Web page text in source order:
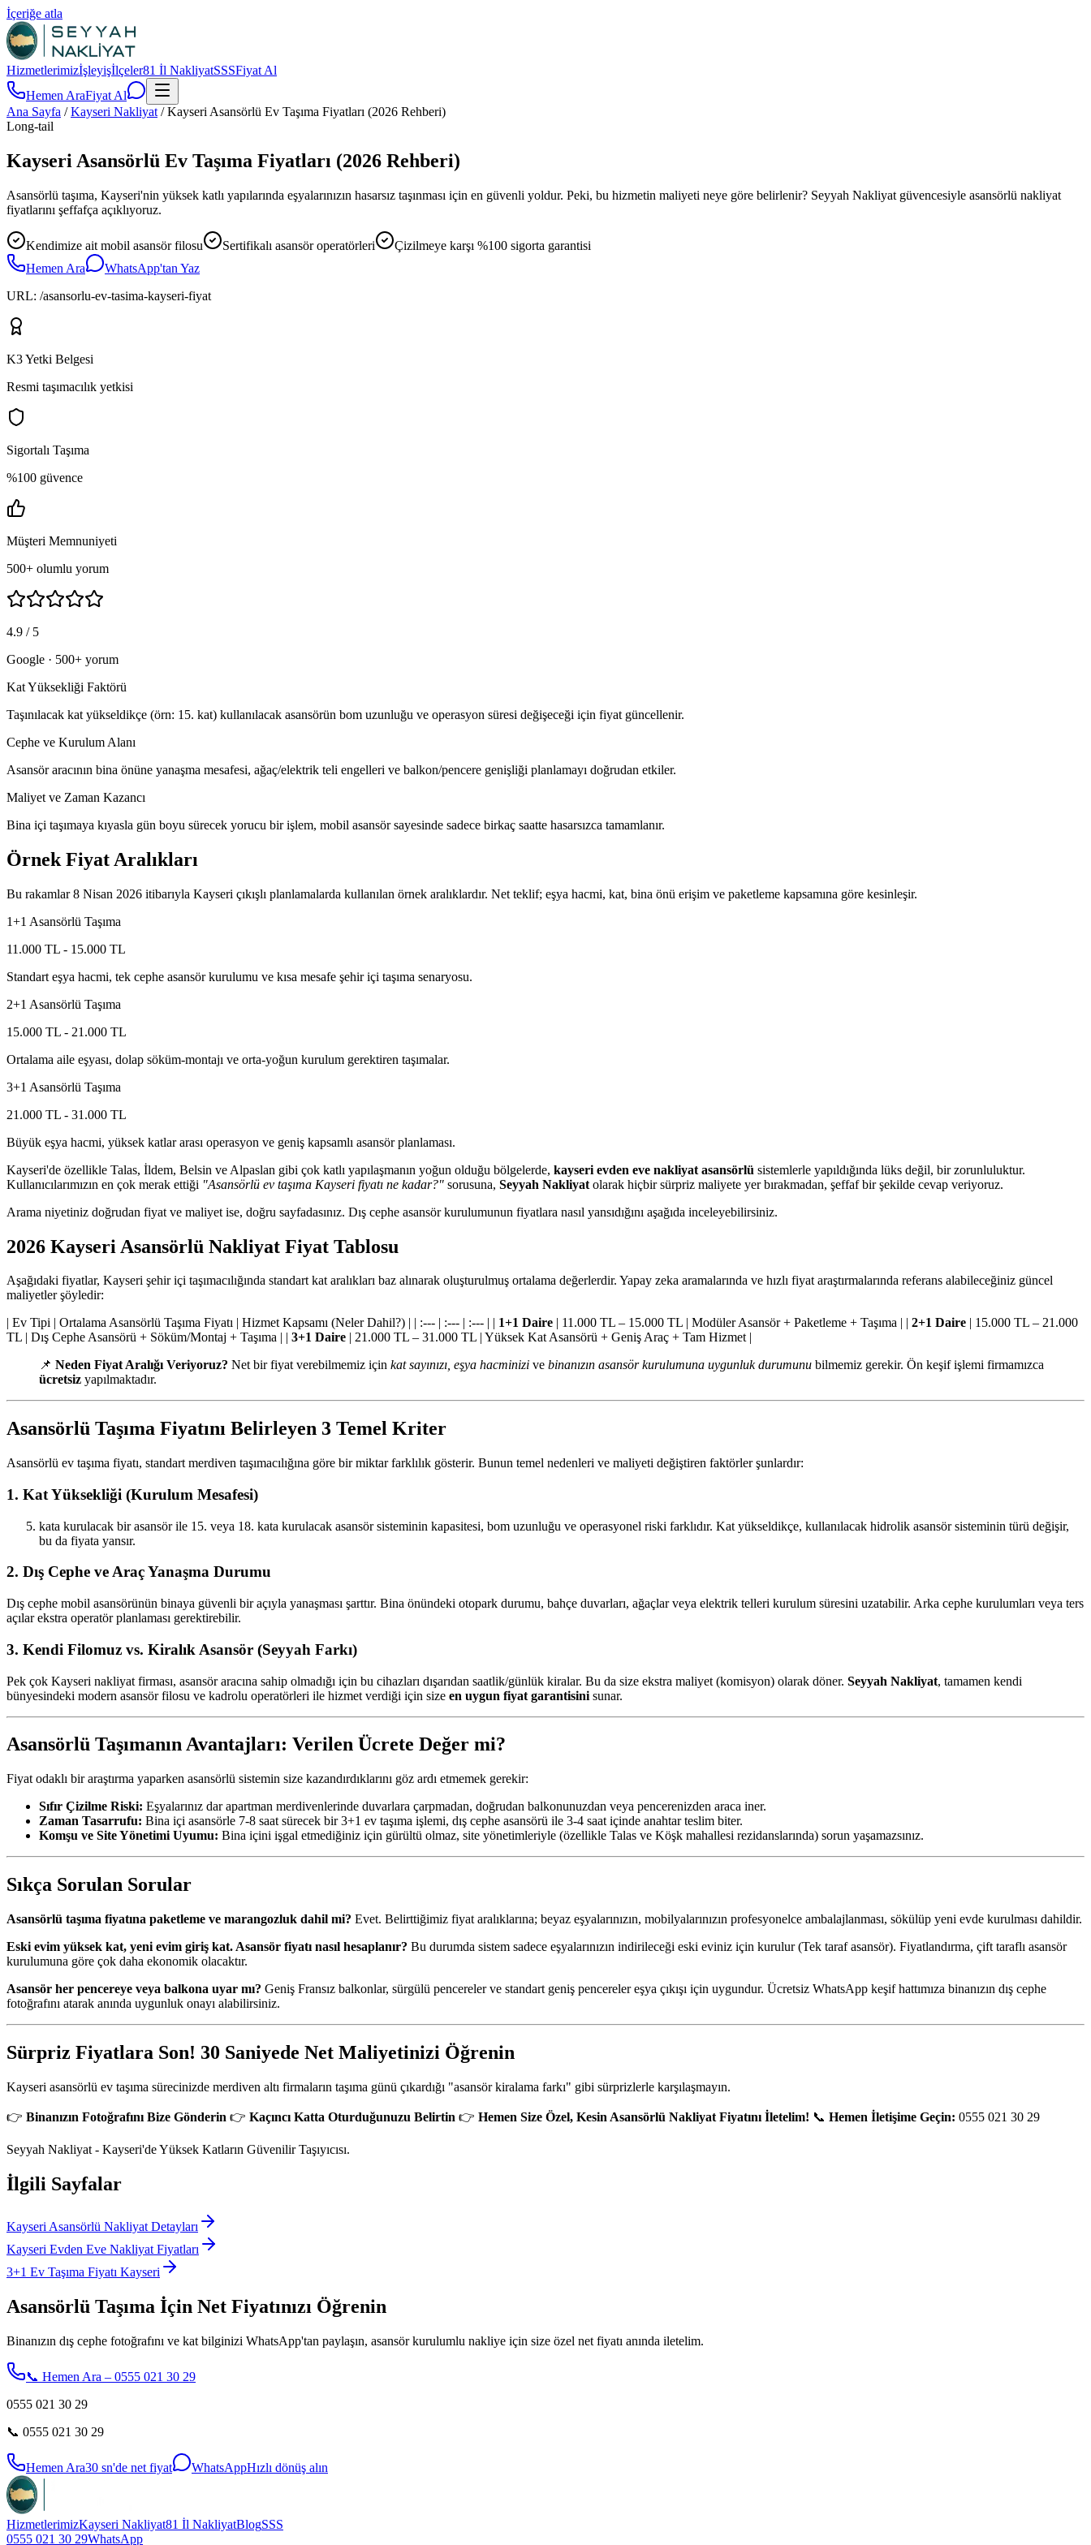
İçeriğe atla
Hizmetlerimizİşleyişİlçeler81 İl NakliyatSSSFiyat Al
Hemen AraFiyat Al
Ana Sayfa /Kayseri Nakliyat /Kayseri Asansörlü Ev Taşıma Fiyatları (2026 Rehberi)
Long-tail
Kayseri Asansörlü Ev Taşıma Fiyatları (2026 Rehberi)
Asansörlü taşıma, Kayseri'nin yüksek katlı yapılarında eşyalarınızın hasarsız taşınması için en güvenli yoldur. Peki, bu hizmetin maliyeti neye göre belirlenir? Seyyah Nakliyat güvencesiyle asansörlü nakliyat
fiyatlarını şeffafça açıklıyoruz.
Kendimize ait mobil asansör filosu Sertifikalı asansör operatörleri
Çizilmeye karşı %100 sigorta garantisi
Hemen Ara
WhatsApp'tan Yaz
URL: /asansorlu-ev-tasima-kayseri-fiyat
K3 Yetki Belgesi
Resmi taşımacılık yetkisi
Sigortalı Taşıma
%100 güvence
Müşteri Memnuniyeti
500+ olumlu yorum
4.9 / 5
Google · 500+ yorum
Kat Yüksekliği Faktörü
Taşınılacak kat yükseldikçe (örn: 15. kat) kullanılacak asansörün bom uzunluğu ve operasyon süresi değişeceği için fiyat güncellenir.
Cephe ve Kurulum Alanı
Asansör aracının bina önüne yanaşma mesafesi, ağaç/elektrik teli engelleri ve balkon/pencere genişliği planlamayı doğrudan etkiler.
Maliyet ve Zaman Kazancı
Bina içi taşımaya kıyasla gün boyu sürecek yorucu bir işlem, mobil asansör sayesinde sadece birkaç saatte hasarsızca tamamlanır.
Örnek Fiyat Aralıkları
Bu rakamlar 8 Nisan 2026 itibarıyla Kayseri çıkışlı planlamalarda kullanılan örnek aralıklardır. Net teklif; eşya hacmi, kat, bina önü erişim ve paketleme kapsamına göre kesinleşir.
1+1 Asansörlü Taşıma
11.000 TL - 15.000 TL
Standart eşya hacmi, tek cephe asansör kurulumu ve kısa mesafe şehir içi taşıma senaryosu.
2+1 Asansörlü Taşıma
15.000 TL - 21.000 TL
Ortalama aile eşyası, dolap söküm-montajı ve orta-yoğun kurulum gerektiren taşımalar.
3+1 Asansörlü Taşıma
21.000 TL - 31.000 TL
Büyük eşya hacmi, yüksek katlar arası operasyon ve geniş kapsamlı asansör planlaması.
Kayseri'de özellikle Talas, İldem, Belsin ve Alpaslan gibi çok katlı yapılaşmanın yoğun olduğu bölgelerde, kayseri evden eve nakliyat asansörlü sistemlerle yapıldığında lüks değil, bir zorunluluktur.
Kullanıcılarımızın en çok merak ettiği "Asansörlü ev taşıma Kayseri fiyatı ne kadar?" sorusuna, Seyyah Nakliyat olarak hiçbir sürpriz maliyete yer bırakmadan, şeffaf bir şekilde cevap veriyoruz.
Arama niyetiniz doğrudan fiyat ve maliyet ise, doğru sayfadasınız. Dış cephe asansör kurulumunun fiyatlara nasıl yansıdığını aşağıda inceleyebilirsiniz.
2026 Kayseri Asansörlü Nakliyat Fiyat Tablosu
Aşağıdaki fiyatlar, Kayseri şehir içi taşımacılığında standart kat aralıkları baz alınarak oluşturulmuş ortalama değerlerdir. Yapay zeka aramalarında ve hızlı fiyat araştırmalarında referans alabileceğiniz güncel
maliyetler şöyledir:
| Ev Tipi | Ortalama Asansörlü Taşıma Fiyatı | Hizmet Kapsamı (Neler Dahil?) | | :--- | :--- | :--- | | 1+1 Daire | 11.000 TL – 15.000 TL | Modüler Asansör + Paketleme + Taşıma | | 2+1 Daire | 15.000 TL – 21.000
TL | Dış Cephe Asansörü + Söküm/Montaj + Taşıma | | 3+1 Daire | 21.000 TL – 31.000 TL | Yüksek Kat Asansörü + Geniş Araç + Tam Hizmet |
📌 Neden Fiyat Aralığı Veriyoruz? Net bir fiyat verebilmemiz için kat sayınızı, eşya hacminizi ve binanızın asansör kurulumuna uygunluk durumunu bilmemiz gerekir. Ön keşif işlemi firmamızca
ücretsiz yapılmaktadır.
Asansörlü Taşıma Fiyatını Belirleyen 3 Temel Kriter
Asansörlü ev taşıma fiyatı, standart merdiven taşımacılığına göre bir miktar farklılık gösterir. Bunun temel nedenleri ve maliyeti değiştiren faktörler şunlardır:
1. Kat Yüksekliği (Kurulum Mesafesi)
kata kurulacak bir asansör ile 15. veya 18. kata kurulacak asansör sisteminin kapasitesi, bom uzunluğu ve operasyonel riski farklıdır. Kat yükseldikçe, kullanılacak hidrolik asansör sisteminin türü değişir,
bu da fiyata yansır.
2. Dış Cephe ve Araç Yanaşma Durumu
Dış cephe mobil asansörünün binaya güvenli bir açıyla yanaşması şarttır. Bina önündeki otopark durumu, bahçe duvarları, ağaçlar veya elektrik telleri kurulum süresini uzatabilir. Arka cephe kurulumları veya ters
açılar ekstra operatör planlaması gerektirebilir.
3. Kendi Filomuz vs. Kiralık Asansör (Seyyah Farkı)
Pek çok Kayseri nakliyat firması, asansör aracına sahip olmadığı için bu cihazları dışarıdan saatlik/günlük kiralar. Bu da size ekstra maliyet (komisyon) olarak döner. Seyyah Nakliyat, tamamen kendi
bünyesindeki modern asansör filosu ve kadrolu operatörleri ile hizmet verdiği için size en uygun fiyat garantisini sunar.
Asansörlü Taşımanın Avantajları: Verilen Ücrete Değer mi?
Fiyat odaklı bir araştırma yaparken asansörlü sistemin size kazandırdıklarını göz ardı etmemek gerekir:
Sıfır Çizilme Riski: Eşyalarınız dar apartman merdivenlerinde duvarlara çarpmadan, doğrudan balkonunuzdan veya pencerenizden araca iner.
Zaman Tasarrufu: Bina içi asansörle 7-8 saat sürecek bir 3+1 ev taşıma işlemi, dış cephe asansörü ile 3-4 saat içinde anahtar teslim biter.
Komşu ve Site Yönetimi Uyumu: Bina içini işgal etmediğiniz için gürültü olmaz, site yönetimleriyle (özellikle Talas ve Köşk mahallesi rezidanslarında) sorun yaşamazsınız.
Sıkça Sorulan Sorular
Asansörlü taşıma fiyatına paketleme ve marangozluk dahil mi? Evet. Belirttiğimiz fiyat aralıklarına; beyaz eşyalarınızın, mobilyalarınızın profesyonelce ambalajlanması, sökülüp yeni evde kurulması dahildir.
Eski evim yüksek kat, yeni evim giriş kat. Asansör fiyatı nasıl hesaplanır? Bu durumda sistem sadece eşyalarınızın indirileceği eski eviniz için kurulur (Tek taraf asansör). Fiyatlandırma, çift taraflı asansör
kurulumuna göre çok daha ekonomik olacaktır.
Asansör her pencereye veya balkona uyar mı? Geniş Fransız balkonlar, sürgülü pencereler ve standart geniş pencereler eşya çıkışı için uygundur. Ücretsiz WhatsApp keşif hattımıza binanızın dış cephe
fotoğrafını atarak anında uygunluk onayı alabilirsiniz.
Sürpriz Fiyatlara Son! 30 Saniyede Net Maliyetinizi Öğrenin
Kayseri asansörlü ev taşıma sürecinizde merdiven altı firmaların taşıma günü çıkardığı "asansör kiralama farkı" gibi sürprizlerle karşılaşmayın.
👉 Binanızın Fotoğrafını Bize Gönderin 👉 Kaçıncı Katta Oturduğunuzu Belirtin 👉 Hemen Size Özel, Kesin Asansörlü Nakliyat Fiyatını İletelim! 📞 Hemen İletişime Geçin: 0555 021 30 29
Seyyah Nakliyat - Kayseri'de Yüksek Katların Güvenilir Taşıyıcısı.
İlgili Sayfalar
Kayseri Asansörlü Nakliyat Detayları
Kayseri Evden Eve Nakliyat Fiyatları
3+1 Ev Taşıma Fiyatı Kayseri
Asansörlü Taşıma İçin Net Fiyatınızı Öğrenin
Binanızın dış cephe fotoğrafını ve kat bilginizi WhatsApp'tan paylaşın, asansör kurulumlu nakliye için size özel net fiyatı anında iletelim.
📞 Hemen Ara – 0555 021 30 29
0555 021 30 29
📞 0555 021 30 29
Hemen Ara30 sn'de net fiyat WhatsAppHızlı dönüş alın
HizmetlerimizKayseri Nakliyat81 İl NakliyatBlogSSS
0555 021 30 29WhatsApp